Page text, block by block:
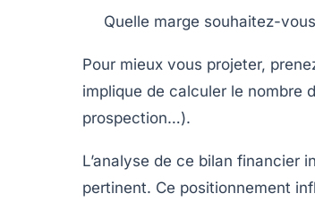
Quelle marge souhaitez-
Pour mieux vous projeter,
implique de calculer le nombre
prospection…).
L’analyse de ce bilan financier
pertinent. Ce positionnement